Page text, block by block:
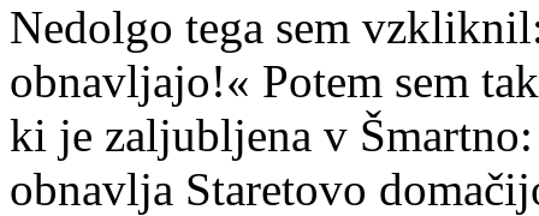
Nedolgo tega sem
obnavljajo!« Potem sem
ki je zaljubljena v
obnavlja Staretovo